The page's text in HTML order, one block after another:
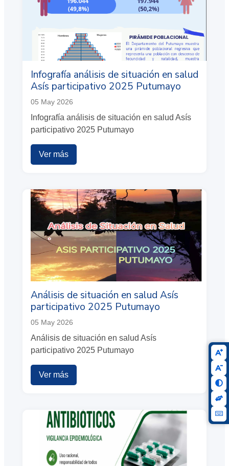
Infografía análisis de situación en salud
Asís participativo 2025 Putumayo
05 May 2026
Infografía análisis de situación en salud Asís
participativo 2025 Putumayo
Ver más
Análisis de situación en salud Asís
participativo 2025 Putumayo
05 May 2026
Análisis de situación en salud Asís
participativo 2025 Putumayo
Ver más